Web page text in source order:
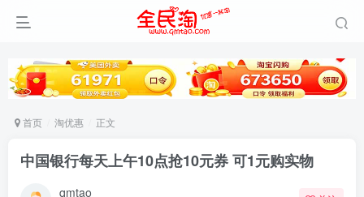
首页 淘优惠 正文
中国银行每天上午10点抢10元券 可1元购实物
qmtao